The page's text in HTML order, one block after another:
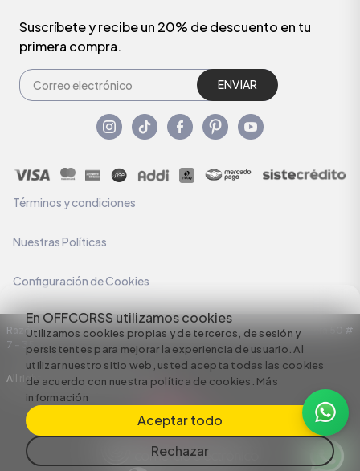
En OFFCORSS utilizamos cookies
Utilizamos cookies propias y de terceros, de sesión y
persistentes para mejorar la experiencia de usuario. Al
utilizar nuestro sitio web, usted acepta todas las cookies
de acuerdo con nuestra política de cookies. Más
información
Aceptar todo
Rechazar
Suscríbete y recibe un 20% de descuento en tu
primera compra.
ENVIAR
Términos y condiciones
Nuestras Políticas
Configuración de Cookies
Razón Social: C.I HERMECO S.A. NIT: 890924167-6 Dirección: Carrera 50 #
7 – 35
All rights reserved empowered by